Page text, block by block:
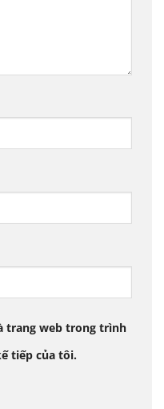
trang web trong trình
tiếp của tôi.